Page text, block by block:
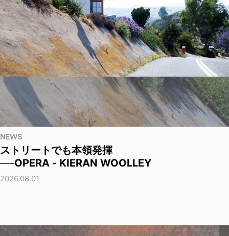
NEWS
ストリートでも本領発揮
──OPERA - KIERAN WOOLLEY
2026.08.01